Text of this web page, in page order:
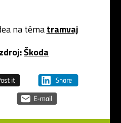
na tématramvaj
Škoda